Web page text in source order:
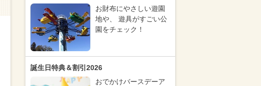
お財布にやさしい遊園
地や、 遊具がすごい公
園をチェック！
誕生日特典＆割引2026
おでかけバースデーア